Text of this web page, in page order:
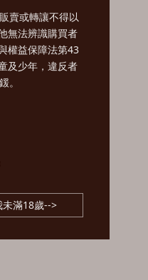
賣或轉讓不得以
無法辨識購買者
權益保障法第43
及少年，違反者
。
未滿18歲-->